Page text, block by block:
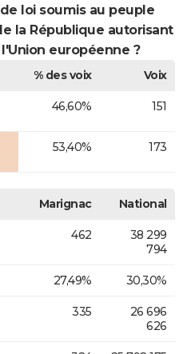
loi soumis au peuple
la République autorisant
européenne ?
% des voix
Voix
46,60% 151
53,40% 173
Marignac National
462
38 299
794
27,49% 30,30%
335
26 696
626